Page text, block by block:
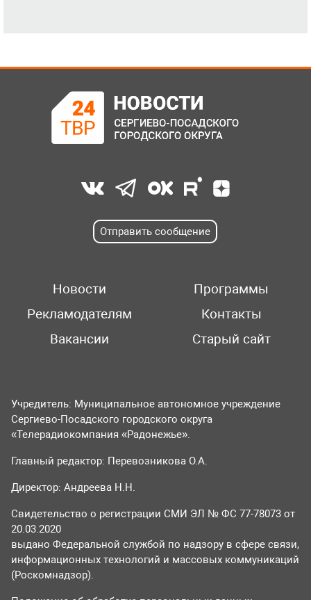
Отправить сообщение
Новости
Программы
Рекламодателям
Контакты
Вакансии
Старый сайт
Учредитель: Муниципальное автономное учреждение
Сергиево-Посадского городского округа
«Телерадиокомпания «Радонежье».
Главный редактор: Перевозникова О.А.
Директор: Андреева Н.Н.
Свидетельство о регистрации СМИ ЭЛ № ФС 77-78073 от
20.03.2020
выдано Федеральной службой по надзору в сфере связи,
информационных технологий и массовых коммуникаций
(Роскомнадзор).